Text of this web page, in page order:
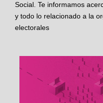
Social. Te informamos
y todo lo relacionado a la
electorales